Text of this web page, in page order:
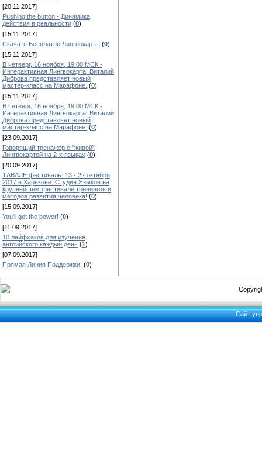
[20.11.2017]
Pushing the button - Динамика
действия в реальности (0)
[15.11.2017]
Скачать Бесплатно Лингвокарты (0)
[15.11.2017]
В четверг, 16 ноября, 19.00 МСК -
Интерактивная Лингвокарта. Виталий
Диброва представляет новый
мастер-класс на Марафоне. (0)
[15.11.2017]
В четверг, 16 ноября, 19.00 МСК -
Интерактивная Лингвокарта. Виталий
Диброва представляет новый
мастер-класс на Марафоне. (0)
[23.09.2017]
Говорящий тренажер с "живой"
Лингвокартой на 2-х языках (0)
[20.09.2017]
ТАВАЛЕ фестиваль: 13 - 22 октября
2017 в Харькове. Студия Языков на
крупнейшем фестивале тренингов и
методов развития человека! (0)
[15.09.2017]
You'll get the power! (0)
[11.09.2017]
10 лайфхаков для изучения
английского каждый день (1)
[07.09.2017]
Прямая Линия Поддержки. (0)
Сайт